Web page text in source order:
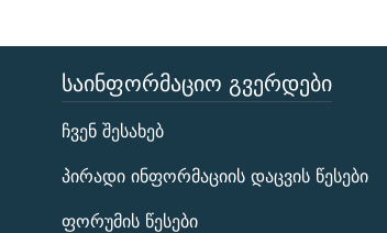
ЭХО КАВКАЗА
ᲡᲐᲘᲜᲤᲝᲠᲛᲐᲪᲘᲝ ᲒᲕᲔᲠᲓᲔᲑᲘ
ჩვენ შესახებ
პირადი ინფორმაციის დაცვის წესები
ფორუმის წესები